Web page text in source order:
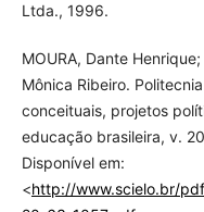
Ltda., 1996.
MOURA, Dante
Mônica Ribeiro.
conceituais, projetos
educação brasileira, v.
Disponível em:
<http://www.scielo.br/